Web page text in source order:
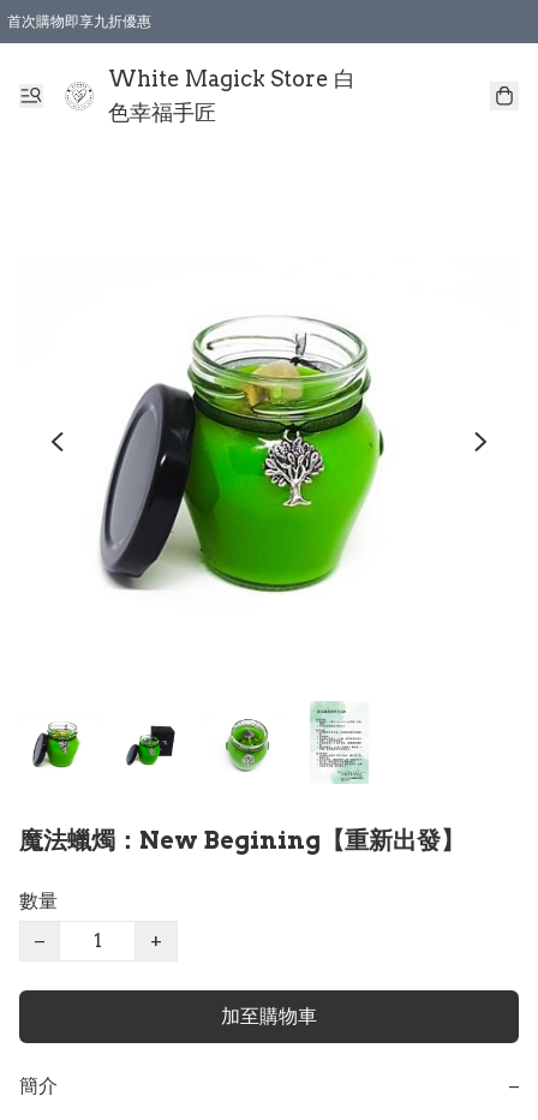
首次購物即享九折優惠
White Magick Store 白
色幸福手匠
魔法蠟燭：New Begining【重新出發】
數量
−
+
加至購物車
簡介 −